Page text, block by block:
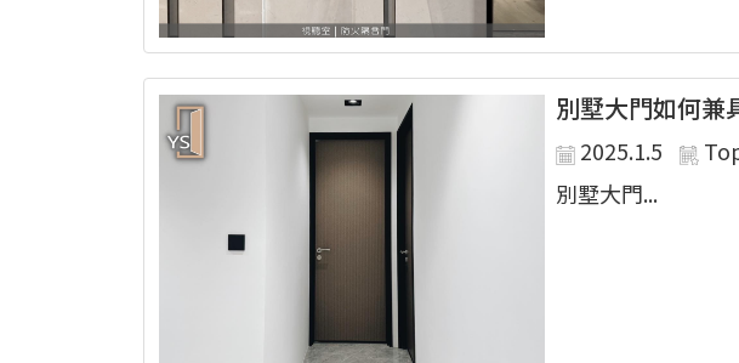
別墅大門如何兼
2025.1.5
別墅大門...